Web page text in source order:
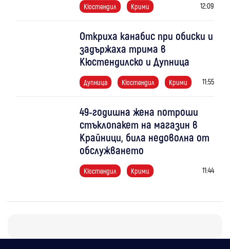
Кюстендил Крими 12:09
Откриха канабис при обиски и
задържаха трима в
Кюстендилско и Дупница
Дупница Кюстендил Крими 11:55
49-годишна жена потроши
стъклопакет на магазин в
Крайници, била недоволна от
обслужването
Кюстендил Крими 11:44